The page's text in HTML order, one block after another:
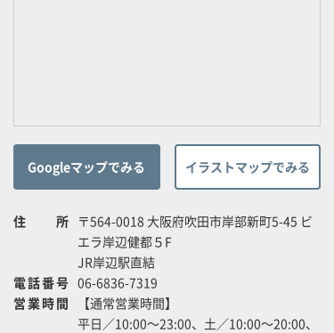
Googleマップでみる イラストマップでみる
住所 〒564-0018 大阪府吹田市岸部新町5-45 ビ
エラ岸辺健都５F
JR岸辺駅直結
電話番号 06-6836-7319
営業時間
【通常営業時間】
平日／10:00～23:00、土／10:00～20:00、